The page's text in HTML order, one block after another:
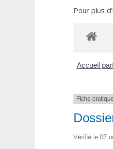
Pour plus
Accueil
Fiche pratique
Vérifié le 07